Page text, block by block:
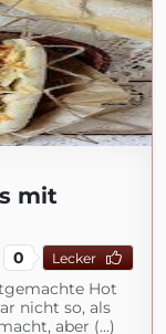
mit
0 Lecker
Hot
nicht so, als
aber (...)